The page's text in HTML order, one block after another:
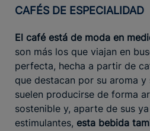
CAFÉS DE ESPECIALIDAD
El café está de moda en
son más los que viajan en
perfecta, hecha a partir de
que destacan por su aroma
suelen producirse de forma
sostenible y, aparte de sus
estimulantes, esta bebida